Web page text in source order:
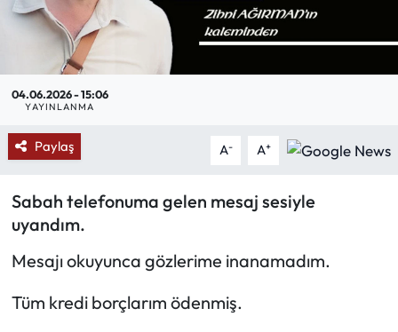
04.06.2026 - 15:06
YAYINLANMA
Paylaş A- A+
Sabah telefonuma gelen mesaj sesiyle
uyandım.
Mesajı okuyunca gözlerime inanamadım.
Tüm kredi borçlarım ödenmiş.
Mektup Galeri
Röportaj
Karikatür Galeri
BIK
ASTROLOJİ